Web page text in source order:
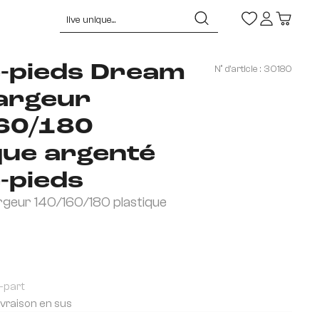
pieds Dream
180
argenté
pieds
140/160/180 plastique
N° d'article : 30180
part
en sus